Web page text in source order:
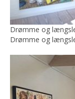
Drømme og
Drømme og